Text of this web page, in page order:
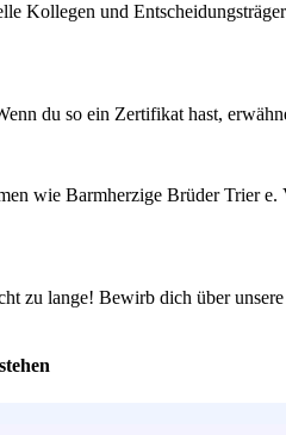
Kollegen und
du so ein Zertifikat hast,
wie Barmherzige Brüder Trier
zu lange! Bewirb dich über